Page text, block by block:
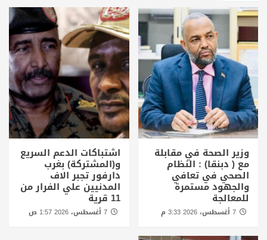
وزير الصحة في مقابلة
مع ( دبنقا) : النظام
الصحي في تعافي
والجهود مستمرة
للمعالجة
اشتباكات الدعم السريع
و(المشتركة) بغرب
دارفور تجبر الاف
المدنيين علي الفرار من
11 قرية
7 أغسطس، 2026 1:57 ص